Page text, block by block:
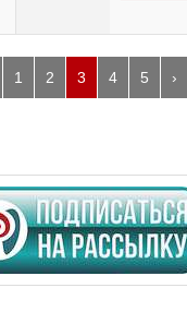
1 2 3 4 5 ›